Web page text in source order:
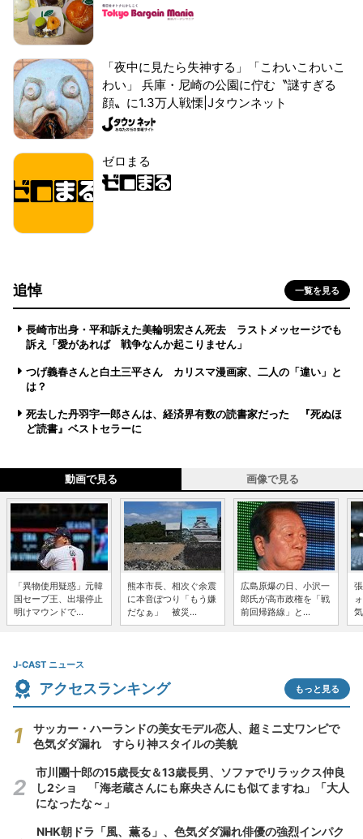
「夜中に見たら失神する」「こわいこわいこ
わい」 兵庫・尼崎の公園に佇む〝謎すぎる
顔〟に1.3万人戦慄|Jタウンネット
ゼロまる
追悼 一覧を見る
長崎市出身・平和訴えた美輪明宏さん死去 ラストメッセージでも
訴え「愛があれば 戦争なんか起こりません」
つげ義春さんと白土三平さん カリスマ漫画家、二人の「違い」と
は？
死去した丹羽宇一郎さんは、経済界有数の読書家だった 『死ぬほ
ど読書』ベストセラーに
動画で見る 画像で見る
「異物使用疑惑」元韓
国セーブ王、出場停止
明けマウンドで...
熊本市長、相次ぐ余震
に本音ぽつり「もう嫌
だなぁ」 被災...
広島原爆の日、小沢一
郎氏が高市政権を「戦
前回帰路線」と...
J-CAST ニュース
アクセスランキング もっと見る
サッカー・ハーランドの美女モデル恋人、超ミニ丈ワンピで
色気ダダ漏れ すらり神スタイルの美貌
市川團十郎の15歳長女＆13歳長男、ソファでリラックス仲良
し2ショ 「海老蔵さんにも麻央さんにも似てますね」「大人
になったな～」
NHK朝ドラ「風、薫る」、色気ダダ漏れ俳優の強烈インパク